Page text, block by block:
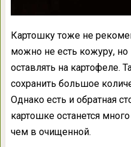
Картошку тоже не
можно не есть кожуру,
оставлять на картофеле.
сохранить большое
Однако есть и обратная
картошке останется
чем в очищенной.